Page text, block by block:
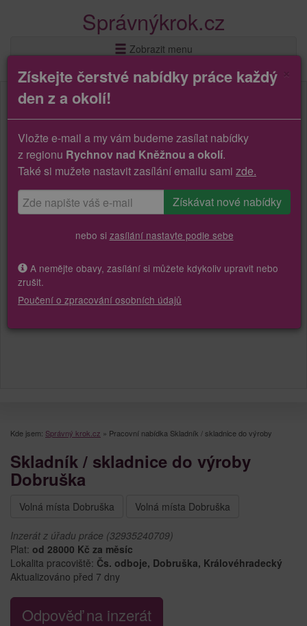
Správnýkrok.cz
Zobrazit menu
Kde jsem: Správný krok.cz » Pracovní nabídka Skladník / skladnice do výroby
Skladník / skladnice do výroby
Dobruška
Volná místa Dobruška Volná místa Dobruška
Inzerát z úřadu práce (32935240709)
Plat: od 28000 Kč za měsíc
Lokalita pracoviště: Čs. odboje, Dobruška, Královéhradecký
Aktualizováno před 7 dny
Odpověď na inzerát
Získejte čerstvé nabídky práce každý
den z a okolí!
Vložte e-mail a my vám budeme zasílat nabídky
z regionu Rychnov nad Kněžnou a okolí.
Také si mužete nastavit zasílání emailu sami zde.
nebo si zasílání nastavte podle sebe
A nemějte obavy, zasílání si můžete kdykoliv upravit nebo
zrušit.
Poučení o zpracování osobních údajů